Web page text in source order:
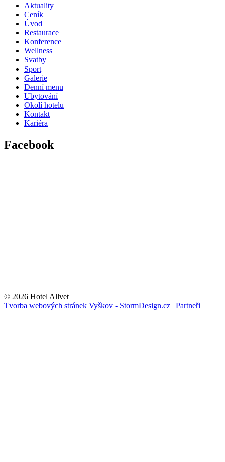
Aktuality
Ceník
Úvod
Restaurace
Konference
Wellness
Svatby
Sport
Galerie
Denní menu
Ubytování
Okolí hotelu
Kontakt
Kariéra
Facebook
© 2026 Hotel Allvet
Tvorba webových stránek Vyškov - StormDesign.cz
Partneři